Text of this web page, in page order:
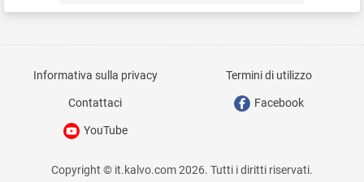
Informativa sulla privacy Termini di utilizzo
Contattaci Facebook
YouTube
Copyright © it.kalvo.com 2026. Tutti i diritti riservati.